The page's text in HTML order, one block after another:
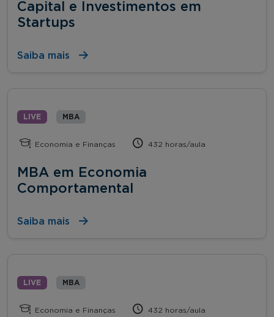
Capital e Investimentos em
Startups
Saiba mais
LIVE MBA
Economia e Finanças 432 horas/aula
MBA em Economia
Comportamental
Saiba mais
LIVE MBA
Economia e Finanças 432 horas/aula